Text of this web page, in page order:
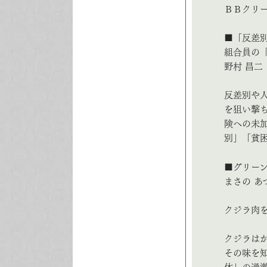
ＢＢクリ
■「反差
組合員の
野村 昌二
反差別や
を狙い撃
険への未
別」「貧
■グリー
まさの あ
クジラ肉
クジラは
その味を